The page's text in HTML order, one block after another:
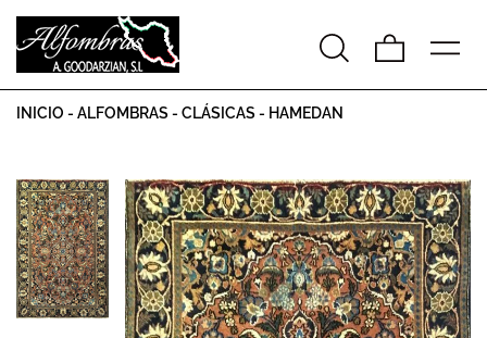
INICIO - ALFOMBRAS - CLÁSICAS - HAMEDAN